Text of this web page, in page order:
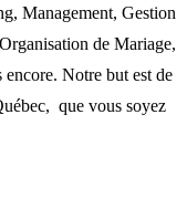
Management, Gestion
de Mariage,
Notre but est de
que vous soyez